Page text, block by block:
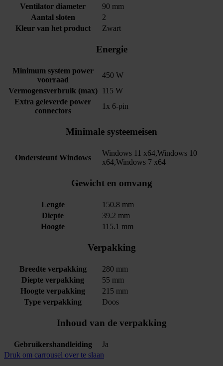
Ventilator diameter
90 mm
Aantal sloten
2
Kleur van het product
Zwart
Energie
Minimum system power
voorraad
450 W
Vermogensverbruik (max)
115 W
Extra geleverde power
connectors
1x 6-pin
Minimale systeemeisen
Ondersteunt Windows
Windows 11 x64,Windows 10
x64,Windows 7 x64
Gewicht en omvang
Lengte
150.8 mm
Diepte
39.2 mm
Hoogte
115.1 mm
Verpakking
Breedte verpakking
280 mm
Diepte verpakking
55 mm
Hoogte verpakking
215 mm
Type verpakking
Doos
Inhoud van de verpakking
Gebruikershandleiding
Ja
Druk om carrousel over te slaan